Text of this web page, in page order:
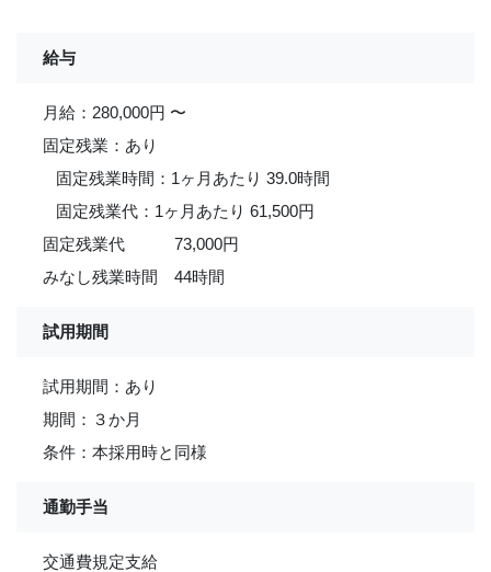
給与
月給：280,000円 〜
固定残業：あり
固定残業時間：1ヶ月あたり 39.0時間
固定残業代：1ヶ月あたり 61,500円
固定残業代 73,000円
みなし残業時間 44時間
試用期間
試用期間：あり
期間：３か月
条件：本採用時と同様
通勤手当
交通費規定支給